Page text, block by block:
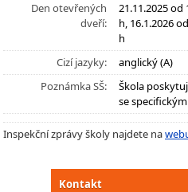
Den otevřených
dveří:
21.11.2025 od
h, 16.1.2026
h
Cizí jazyky:
anglický (A)
Poznámka SŠ:
Škola
se
Inspekční zprávy školy najdete na
Kontakt